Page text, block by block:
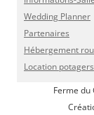
Wedding Planner
Partenaires
Hébergement
Location potagers
Ferme